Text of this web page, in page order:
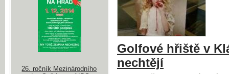
Golfové hřiště v
nechtějí
26. ročník Mezinárodního